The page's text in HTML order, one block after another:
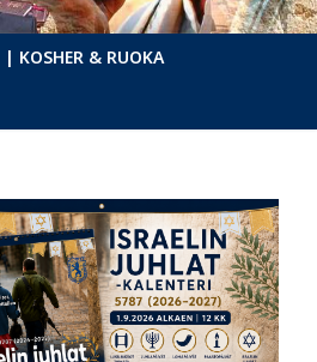
| KOSHER & RUOKA